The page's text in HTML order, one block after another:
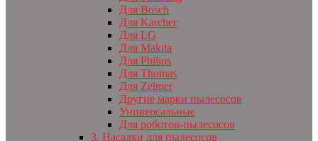
Для Bosch
Для Karcher
Для LG
Для Makita
Для Philips
Для Thomas
Для Zelmer
Другие марки пылесосов
Универсальные
Для роботов-пылесосов
3. Насадки для пылесосов